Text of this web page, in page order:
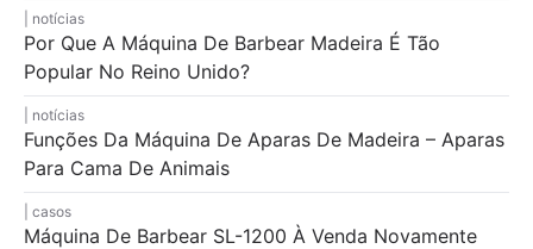
notícias
Por Que A Máquina De Barbear Madeira É Tão
Popular No Reino Unido?
notícias
Funções Da Máquina De Aparas De Madeira – Aparas
Para Cama De Animais
casos
Máquina De Barbear SL-1200 À Venda Novamente